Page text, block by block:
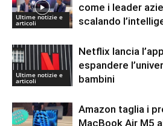
Ultime notizie e
articoli
come i leader
scalando
Ultime notizie e
articoli
Netflix lancia
espandere
bambini
Amazon taglia i
MacBook Air M5